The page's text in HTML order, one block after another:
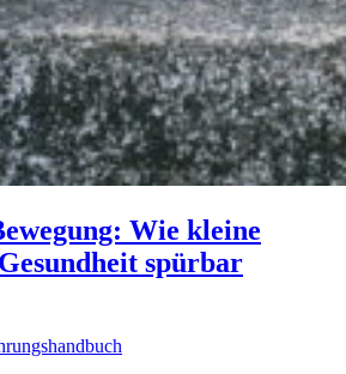
Wie kleine
spürbar